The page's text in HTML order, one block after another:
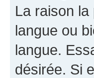
La raison la
langue ou
langue.
désirée. Si